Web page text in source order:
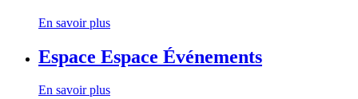
En savoir plus
Espace Espace Événements
En savoir plus